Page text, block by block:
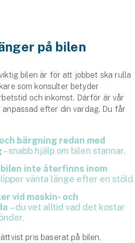
på bilen
bilen är för att jobbet ska rulla
som konsulter betyder
och inkomst. Därför är vår
efter din vardag. Du får
bärgning redan med
– snabb hjälp om bilen stannar.
inte återfinns inom
vänta länge efter en stöld.
vid maskin- och
– du vet alltid vad det kostar
pris baserat på bilen,